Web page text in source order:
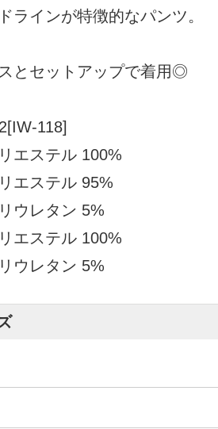
ラインが特徴的なパンツ。
とセットアップで着用◎
118]
エステル 100%
テル 95%
ン 5%
テル 100%
ン 5%